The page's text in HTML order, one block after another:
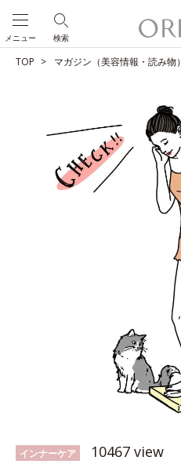
検索
メニュー
TOP マガジン（美容情報・読み物）
インナーケア 10467 view